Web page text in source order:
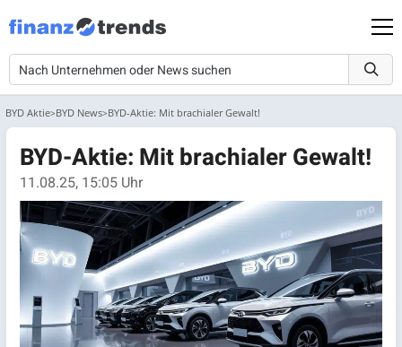
BYD Aktie BYD News BYD-Aktie: Mit brachialer Gewalt!
BYD-Aktie: Mit brachialer Gewalt!
11.08.25, 15:05 Uhr